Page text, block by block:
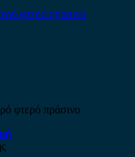
φτερό πράσινο